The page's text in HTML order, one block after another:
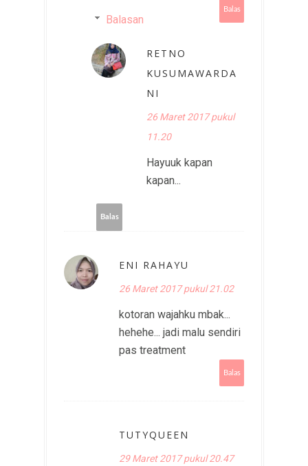
Balas
Balasan
RETNO
KUSUMAWARDA
NI
26 Maret 2017 pukul
11.20
Hayuuk kapan
kapan...
Balas
ENI RAHAYU
26 Maret 2017 pukul 21.02
kotoran wajahku mbak...
hehehe... jadi malu sendiri
pas treatment
Balas
TUTYQUEEN
29 Maret 2017 pukul 20.47